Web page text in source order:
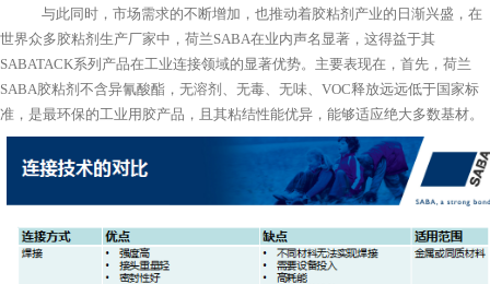
与此同时，市场需求的不断增加，也推动着胶粘剂产业的日渐兴盛，在
世界众多胶粘剂生产厂家中，荷兰SABA在业内声名显著，这得益于其
SABATACK系列产品在工业连接领域的显著优势。主要表现在，首先，荷兰
SABA胶粘剂不含异氰酸酯，无溶剂、无毒、无味、 VOC释放远远低于国家标
准，是最环保的工业用胶产品，且其粘结性能优异，能够适应绝大多数基材。